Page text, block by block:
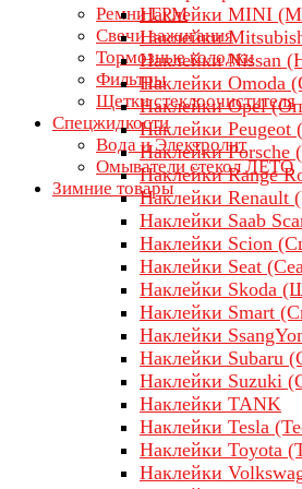
Ремни ГРМ
Свечи зажигания
Тормозные колодки
Фильтры
Щетки стеклоочистителя
Спецжидкости
Вода и Электролит
Омыватели стекол ЛЕТО
Зимние товары
Наклейки MINI
Наклейки
Наклейки Nissan
Наклейки Omoda
Наклейки Opel
Наклейки Peugeot
Наклейки Porsche
Наклейки Range
Наклейки Renault
Наклейки Saab
Наклейки Scion
Наклейки Seat
Наклейки Skoda
Наклейки Smart
Наклейки
Наклейки Subaru
Наклейки Suzuki
Наклейки TANK
Наклейки Tesla
Наклейки Toyota
Наклейки